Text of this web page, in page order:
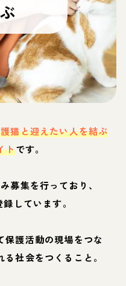
猫と迎えたい人を結ぶ
トです。
募集を行っており、
録しています。
保護活動の現場をつな
社会をつくること。